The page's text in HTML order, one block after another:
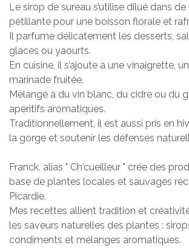
Le sirop de sureau s’utilise dilué dans de
pétillante pour une boisson florale et
Il parfume délicatement les desserts,
glaces ou yaourts.
En cuisine, il s’ajoute à une vinaigrette,
marinade fruitée.
Mélangé à du vin blanc, du cidre ou du
apéritifs aromatiques.
Traditionnellement, il est aussi pris en
la gorge et soutenir les défenses
Franck, alias " Ch'cueilleur " crée des
base de plantes locales et sauvages
Picardie.
Mes recettes allient tradition et
les saveurs naturelles des plantes :
condiments et mélanges aromatiques.